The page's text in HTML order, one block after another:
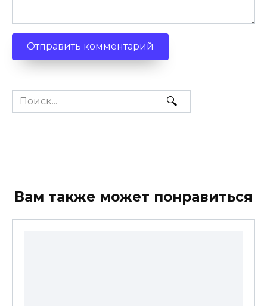
Search
for:
Вам также может понравиться